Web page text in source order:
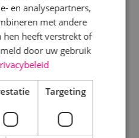
en analysepartners,
met andere
hen heeft verstrekt of
door uw gebruik
Targeting